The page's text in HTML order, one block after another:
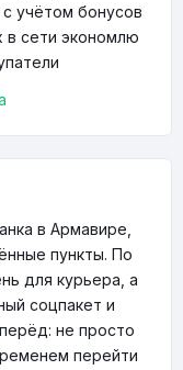
учётом бонусов
в сети экономлю
в Армавире,
пункты. По
для курьера, а
соцпакет и
не просто
перейти